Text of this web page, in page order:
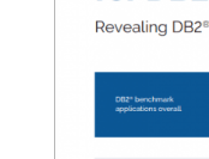
Télécharger